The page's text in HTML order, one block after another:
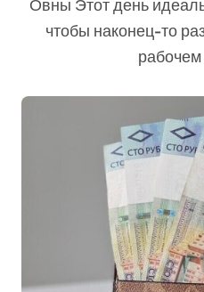
Овны Этот день идеально подходит для того,
чтобы наконец-то